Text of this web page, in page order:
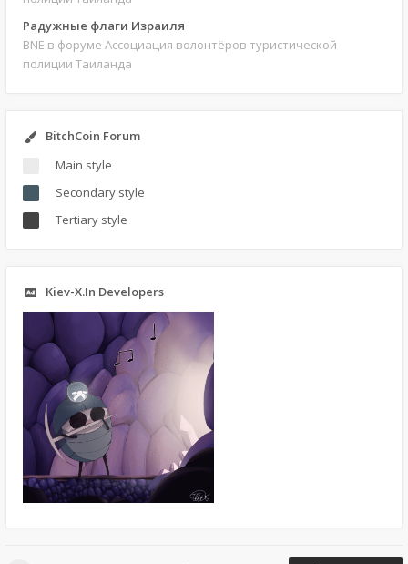
Радужные флаги Израиля
BNE в форуме Ассоциация волонтёров туристической
полиции Таиланда
BitchCoin Forum
Main style
Secondary style
Tertiary style
Kiev-X.In Developers